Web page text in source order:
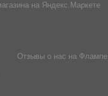
Отзывы о нас на Флампе